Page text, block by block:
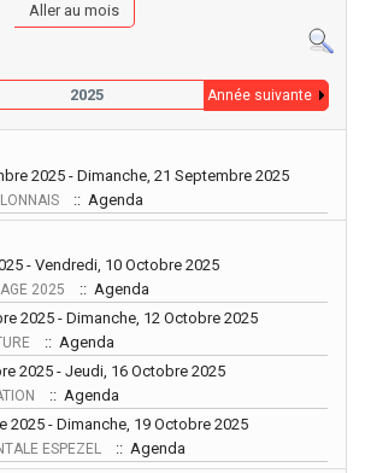
Aller au mois
2025 Année suivante
2025 - Dimanche, 21 Septembre 2025
:: Agenda
- Vendredi, 10 Octobre 2025
2025
:: Agenda
2025 - Dimanche, 12 Octobre 2025
:: Agenda
2025 - Jeudi, 16 Octobre 2025
:: Agenda
2025 - Dimanche, 19 Octobre 2025
ESPEZEL :: Agenda